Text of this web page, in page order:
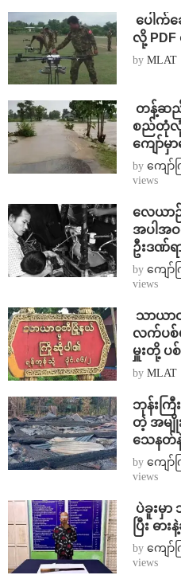
ပေါက်
လို့ PDF
by MLAT
တန့်ဆ
စည်တုံလုံး
ကျော်မှ
by ကျော်
views
လေယာဉ်
အပါအဝ
ဦးဒဏ်ရ
by ကျော်
views
သာယ
လက်ပစ်ဗုံ
မှူးတို့ ပ
by MLAT
ဘုန်းကြီ
တဲ့ အမျို
သေနတ်
by ကျော်
views
ပဲခူးမှာ
ပြီး ဓ
by ကျော်
views